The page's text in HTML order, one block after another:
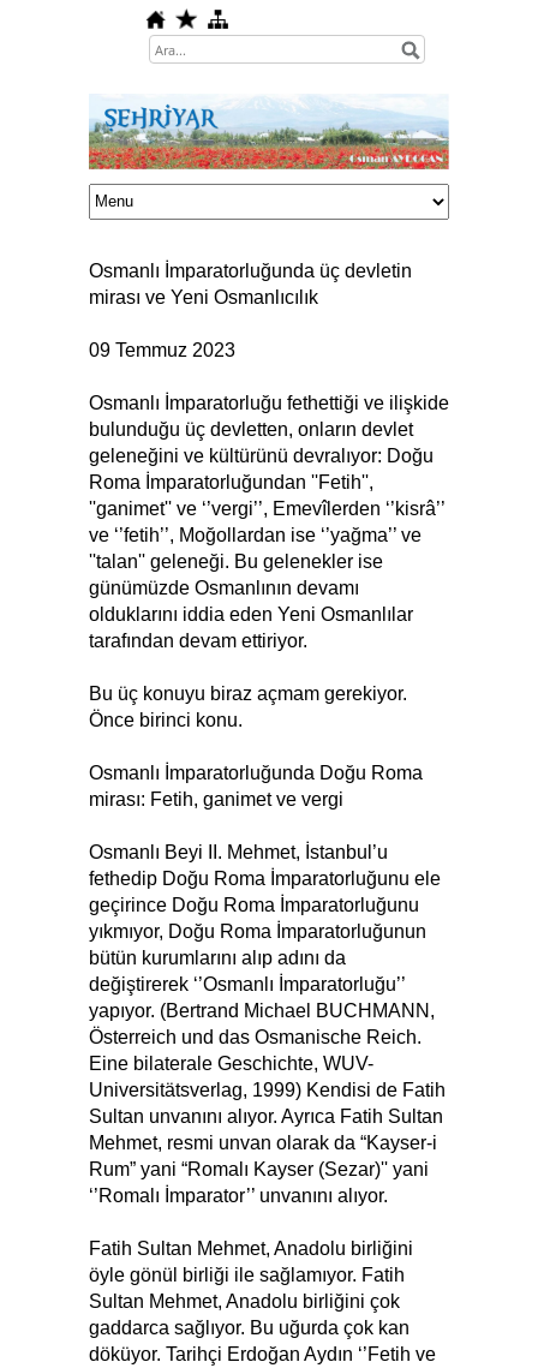
Osmanlı İmparatorluğunda üç devletin
mirası ve Yeni Osmanlıcılık
09 Temmuz 2023
Osmanlı İmparatorluğu fethettiği ve ilişkide
bulunduğu üç devletten, onların devlet
geleneğini ve kültürünü devralıyor: Doğu
Roma İmparatorluğundan ''Fetih'',
''ganimet'' ve ‘’vergi’’, Emevîlerden ‘’kisrâ’’
ve ‘’fetih’’, Moğollardan ise ‘’yağma’’ ve
''talan'' geleneği. Bu gelenekler ise
günümüzde Osmanlının devamı
olduklarını iddia eden Yeni Osmanlılar
tarafından devam ettiriyor.
Bu üç konuyu biraz açmam gerekiyor.
Önce birinci konu.
Osmanlı İmparatorluğunda Doğu Roma
mirası: Fetih, ganimet ve vergi
Osmanlı Beyi II. Mehmet, İstanbul’u
fethedip Doğu Roma İmparatorluğunu ele
geçirince Doğu Roma İmparatorluğunu
yıkmıyor, Doğu Roma İmparatorluğunun
bütün kurumlarını alıp adını da
değiştirerek ‘’Osmanlı İmparatorluğu’’
yapıyor. (Bertrand Michael BUCHMANN,
Österreich und das Osmanische Reich.
Eine bilaterale Geschichte, WUV-
Universitätsverlag, 1999) Kendisi de Fatih
Sultan unvanını alıyor. Ayrıca Fatih Sultan
Mehmet, resmi unvan olarak da “Kayser-i
Rum” yani “Romalı Kayser (Sezar)'' yani
‘’Romalı İmparator’’ unvanını alıyor.
Fatih Sultan Mehmet, Anadolu birliğini
öyle gönül birliği ile sağlamıyor. Fatih
Sultan Mehmet, Anadolu birliğini çok
gaddarca sağlıyor. Bu uğurda çok kan
döküyor. Tarihçi Erdoğan Aydın ‘’Fetih ve